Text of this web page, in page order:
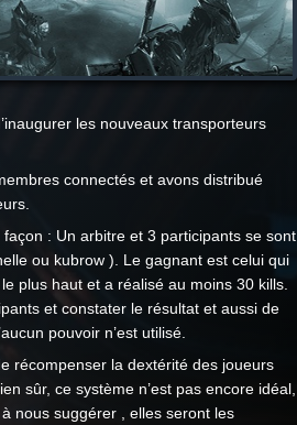
les nouveaux transporteurs
connectés et avons distribué
: Un arbitre et 3 participants se sont
ou kubrow ). Le gagnant est celui qui
plus haut et a réalisé au moins 30 kills.
et constater le résultat et aussi de
pouvoir n’est utilisé.
récompenser la dextérité des joueurs
sûr, ce système n’est pas encore idéal,
nous suggérer , elles seront les